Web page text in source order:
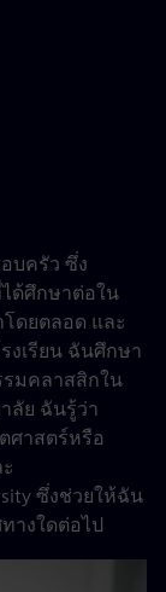
บครัว ซึ่ง
ด้ศึกษาต่อใน
ดยตลอด และ
งเรียน ฉันศึกษา
มคลาสสิกใน
ลัย ฉันรู้ว่า
ศาสตร์หรือ
ซึ่งช่วยให้ฉัน
างใดต่อไป